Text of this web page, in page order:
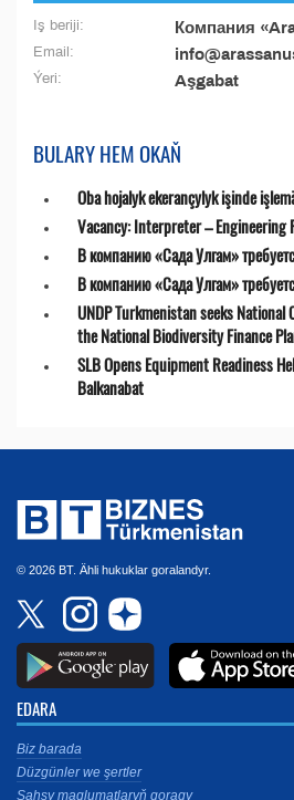
Iş beriji: Компания
Email:
Ýeri: Aşgabat
BULARY HEM OKAŇ
Oba hojalyk ekerançylyk işinde
Vacancy: Interpreter –
В компанию «Сада Улгам»
В компанию «Сада Улгам»
UNDP Turkmenistan seeks
the National Biodiversity Finance
SLB Opens Equipment Readiness
Balkanabat
© 2026 BT. Ähli hukuklar goralandyr.
EDARA
Biz barada
Düzgünler we şertler
Şahsy maglumatlaryň goragy